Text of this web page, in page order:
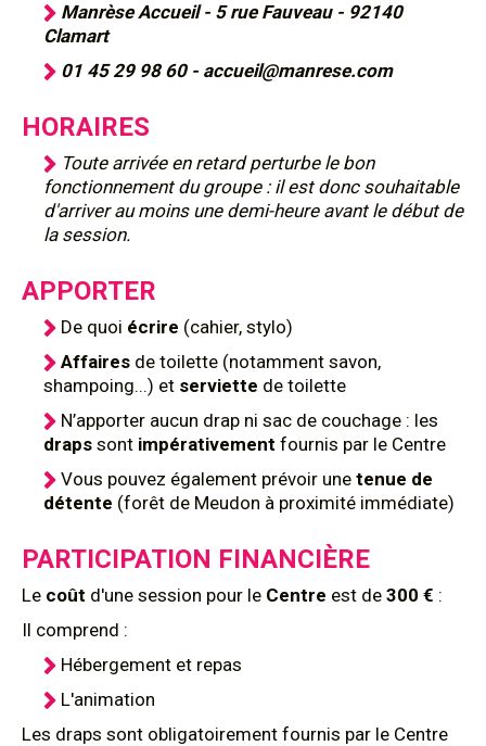
Manrèse Accueil - 5 rue Fauveau - 92140
Clamart
01 45 29 98 60 - accueil@manrese.com
HORAIRES
Toute arrivée en retard perturbe le bon
fonctionnement du groupe : il est donc souhaitable
d'arriver au moins une demi-heure avant le début de
la session.
APPORTER
De quoi écrire (cahier, stylo)
Affaires de toilette (notamment savon,
shampoing...) et serviette de toilette
N’apporter aucun drap ni sac de couchage : les
draps sont impérativement fournis par le Centre
Vous pouvez également prévoir une tenue de
détente (forêt de Meudon à proximité immédiate)
PARTICIPATION FINANCIÈRE
Le coût d'une session pour le Centre est de 300 € :
Il comprend :
Hébergement et repas
L'animation
Les draps sont obligatoirement fournis par le Centre